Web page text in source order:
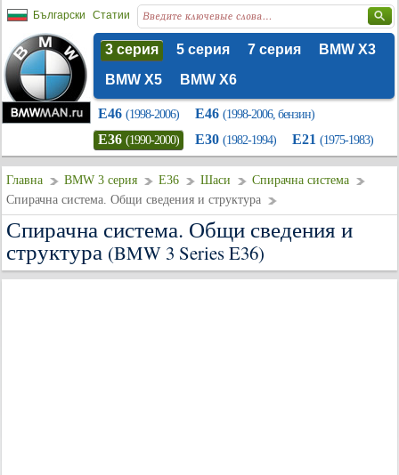
Български Статии
3 серия 5 серия 7 серия
BMW X3
BMW X5
BMW X6
E46 (1998-2006) E46 (1998-2006, бензин)
E36 (1990-2000) E30 (1982-1994) E21 (1975-1983)
Главна BMW 3 серия E36 Шаси
Спирачна система
Спирачна система. Общи сведения и структура
Спирачна система. Общи сведения и
структура (BMW 3 Series E36)